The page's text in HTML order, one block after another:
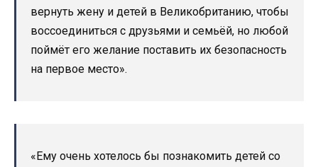
вернуть жену и детей в Великобританию, чтобы
воссоединиться с друзьями и семьёй, но любой
поймёт его желание поставить их безопасность
на первое место».
«Ему очень хотелось бы познакомить детей со